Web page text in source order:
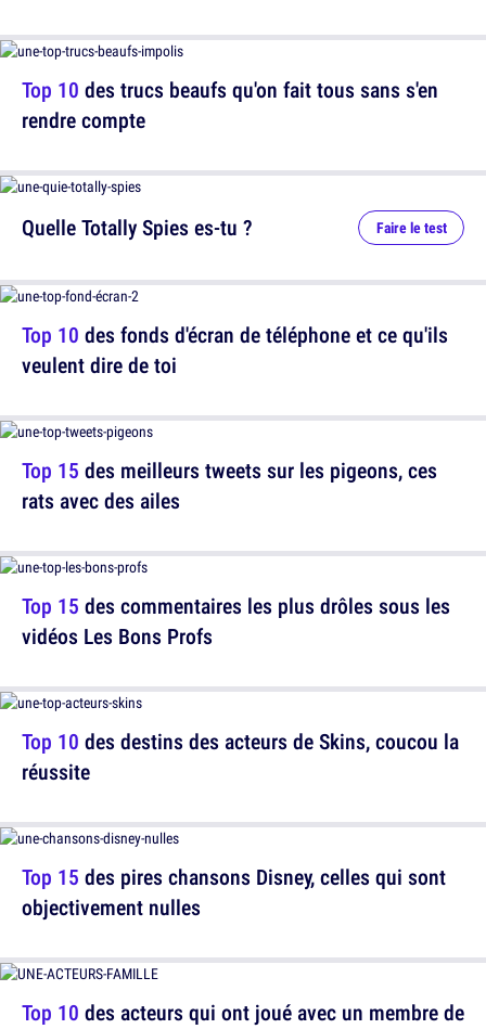
Quelle Totally Spies es-tu ? Faire le test
Top 15 des meilleurs tweets sur les pigeons, ces
rats avec des ailes
Top 10 des destins des acteurs de Skins, coucou la
réussite
Top 10 des acteurs qui ont joué avec un membre de
Top 10 des trucs beaufs qu'on fait tous sans s'en
rendre compte
Top 10 des fonds d'écran de téléphone et ce qu'ils
veulent dire de toi
Top 15 des commentaires les plus drôles sous les
vidéos Les Bons Profs
Top 15 des pires chansons Disney, celles qui sont
objectivement nulles